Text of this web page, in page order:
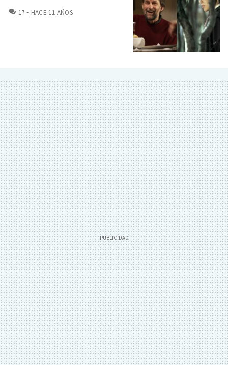
17 COMENTARIOS
HACE 11 AÑOS